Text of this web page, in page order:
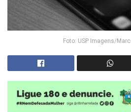
Foto: USP Imagens/